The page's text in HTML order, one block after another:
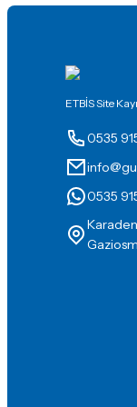
ETBİS Site
0535
0535